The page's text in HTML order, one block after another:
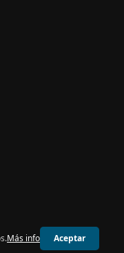
Más info Aceptar